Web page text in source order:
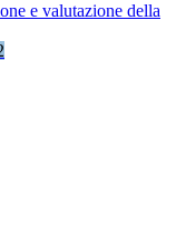
e valutazione della